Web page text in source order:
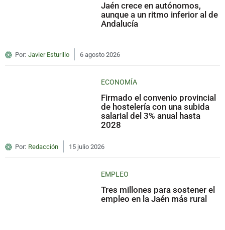
Jaén crece en autónomos,
aunque a un ritmo inferior al de
Andalucía
Por: Javier Esturillo 6 agosto 2026
ECONOMÍA
Firmado el convenio provincial
de hostelería con una subida
salarial del 3% anual hasta
2028
Por: Redacción 15 julio 2026
EMPLEO
Tres millones para sostener el
empleo en la Jaén más rural